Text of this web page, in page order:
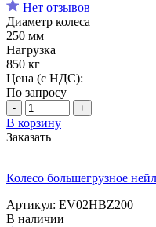
Нет отзывов
Диаметр колеса
250 мм
Нагрузка
850 кг
Цена (с НДС):
По запросу
- +
В корзину
Заказать
Колесо большегрузное
Артикул: EV02HBZ200
В наличии